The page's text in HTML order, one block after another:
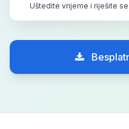
Uštedite vrijeme i riješite